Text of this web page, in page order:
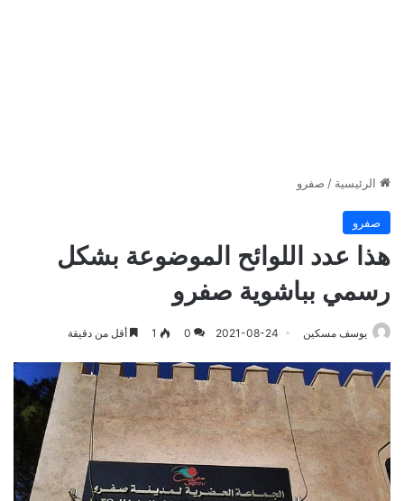
الرئيسية / صفرو
صفرو
هذا عدد اللوائح الموضوعة بشكل
رسمي بباشوية صفرو
يوسف مسكين 2021-08-24
0
1 أقل من دقيقة